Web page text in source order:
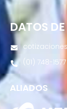
DATOS
(01) 748-1577
ALIADOS